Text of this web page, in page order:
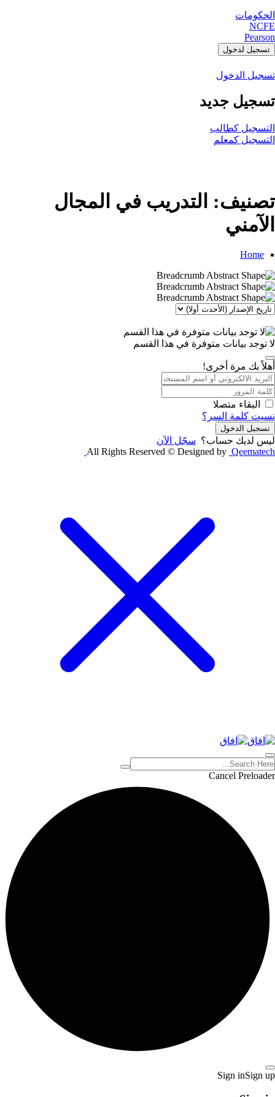
الحكومات
NCFE
Pearson
تسجيل لدخول
تسجيل الدخول
تسجيل جديد
التسجيل كطالب
التسجيل كمعلم
تصنيف: التدريب في المجال
الآمني
Home
لا توجد بيانات متوفرة في هذا القسم
أهلاً بك مرة أخرى!
البقاء متصلا
نسيت كلمة السر؟
تسجيل الدخول
ليس لديك حساب؟ سجّل الآن
All Rights Reserved © Designed by Qeematech
Cancel Preloader
Sign inSign up